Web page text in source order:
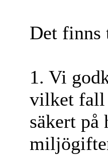
Det finns
1. Vi
vilket fall
säkert på